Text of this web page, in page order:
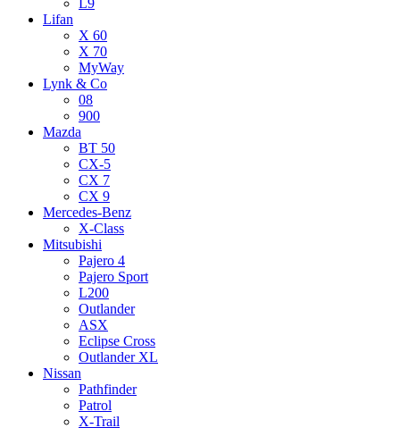
Lifan
X 60
X 70
MyWay
Lynk & Co
08
900
Mazda
BT 50
CX-5
CX 7
CX 9
Mercedes-Benz
X-Class
Mitsubishi
Pajero 4
Pajero Sport
L200
Outlander
ASX
Eclipse Cross
Outlander XL
Nissan
Pathfinder
Patrol
X-Trail